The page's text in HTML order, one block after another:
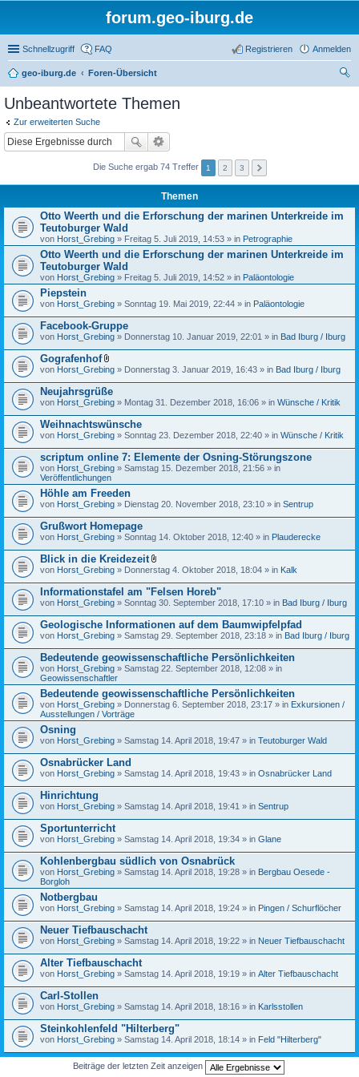
forum.geo-iburg.de
Schnellzugriff FAQ Anmelden
Registrieren
geo-iburg.de
Foren-Übersicht
Unbeantwortete Themen
Zur erweiterten Suche
Die Suche ergab 74 Treffer 1 2 3
Themen
Otto Weerth und die Erforschung der marinen Unterkreide im
Teutoburger Wald
von Horst_Grebing » Freitag 5. Juli 2019, 14:53 » in Petrographie
Otto Weerth und die Erforschung der marinen Unterkreide im
Teutoburger Wald
von Horst_Grebing » Freitag 5. Juli 2019, 14:52 » in Paläontologie
Piepstein
von Horst_Grebing » Sonntag 19. Mai 2019, 22:44 » in Paläontologie
Facebook-Gruppe
von Horst_Grebing » Donnerstag 10. Januar 2019, 22:01 » in Bad Iburg / Iburg
Gografenhof
D
a
t
e
i
a
n
h
n
g
von Horst_Grebing » Donnerstag 3. Januar 2019, 16:43 » in Bad Iburg / Iburg
Neujahrsgrüße
von Horst_Grebing » Montag 31. Dezember 2018, 16:06 » in Wünsche / Kritik
Weihnachtswünsche
von Horst_Grebing » Sonntag 23. Dezember 2018, 22:40 » in Wünsche / Kritik
scriptum online 7: Elemente der Osning-Störungszone
von Horst_Grebing » Samstag 15. Dezember 2018, 21:56 » in
Veröffentlichungen
Höhle am Freeden
von Horst_Grebing » Dienstag 20. November 2018, 23:10 » in Sentrup
Grußwort Homepage
von Horst_Grebing » Sonntag 14. Oktober 2018, 12:40 » in Plauderecke
Blick in die Kreidezeit
D
t
e
a
n
h
n
g
von Horst_Grebing » Donnerstag 4. Oktober 2018, 18:04 » in Kalk
Informationstafel am "Felsen Horeb"
von Horst_Grebing » Sonntag 30. September 2018, 17:10 » in Bad Iburg / Iburg
Geologische Informationen auf dem Baumwipfelpfad
von Horst_Grebing » Samstag 29. September 2018, 23:18 » in Bad Iburg / Iburg
Bedeutende geowissenschaftliche Persönlichkeiten
von Horst_Grebing » Samstag 22. September 2018, 12:08 » in
Geowissenschaftler
Bedeutende geowissenschaftliche Persönlichkeiten
von Horst_Grebing » Donnerstag 6. September 2018, 23:17 » in Exkursionen /
Ausstellungen / Vorträge
Osning
von Horst_Grebing » Samstag 14. April 2018, 19:47 » in Teutoburger Wald
Osnabrücker Land
von Horst_Grebing » Samstag 14. April 2018, 19:43 » in Osnabrücker Land
Hinrichtung
von Horst_Grebing » Samstag 14. April 2018, 19:41 » in Sentrup
Sportunterricht
von Horst_Grebing » Samstag 14. April 2018, 19:34 » in Glane
Kohlenbergbau südlich von Osnabrück
von Horst_Grebing » Samstag 14. April 2018, 19:28 » in Bergbau Oesede -
Borgloh
Notbergbau
von Horst_Grebing » Samstag 14. April 2018, 19:24 » in Pingen / Schurflöcher
Neuer Tiefbauschacht
von Horst_Grebing » Samstag 14. April 2018, 19:22 » in Neuer Tiefbauschacht
Alter Tiefbauschacht
von Horst_Grebing » Samstag 14. April 2018, 19:19 » in Alter Tiefbauschacht
Carl-Stollen
von Horst_Grebing » Samstag 14. April 2018, 18:16 » in Karlsstollen
Steinkohlenfeld "Hilterberg"
von Horst_Grebing » Samstag 14. April 2018, 18:14 » in Feld "Hilterberg"
Beiträge der letzten Zeit anzeigen